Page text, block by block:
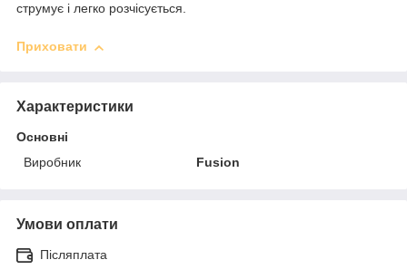
струмує і легко розчісується.
Приховати
Характеристики
Основні
Виробник
Fusion
Умови оплати
Післяплата